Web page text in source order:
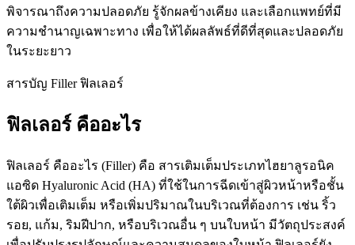
พิจารณาถึงความปลอดภัย รู้จักผลข้างเคียง และเลือกแพทย์ที่มี
ความชำนาญเฉพาะทาง เพื่อให้ได้ผลลัพธ์ที่ดีที่สุดและปลอดภัย
ในระยะยาว
สารบัญ Filler ฟิลเลอร์
ฟิลเลอร์ คืออะไร
ฟิลเลอร์ คืออะไร (Filler) คือ สารเติมเต็มประเภทไฮยาลูรอนิค
แอซิด Hyaluronic Acid (HA) ที่ใช้ในการฉีดเข้าสู่ผิวหน้าหรือชั้น
ใต้ผิวเพื่อเติมเต็ม หรือเพิ่มปริมาณในบริเวณที่ต้องการ เช่น ริ้ว
รอย, แก้ม, ริมฝีปาก, หรือบริเวณอื่น ๆ บนใบหน้า มีวัตถุประสงค์